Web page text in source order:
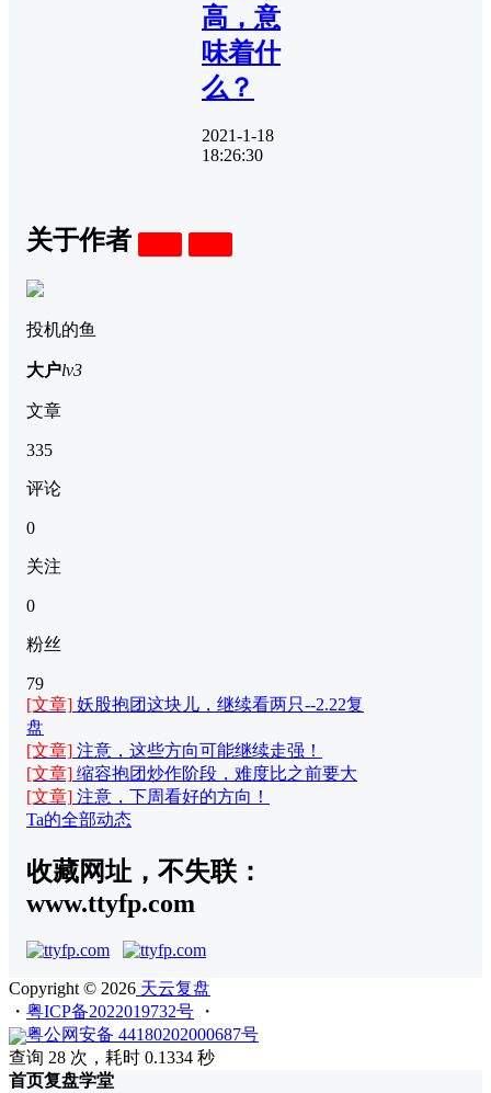
高，意
味着什
么？
2021-1-18
18:26:30
关于作者
投机的鱼
大户lv3
文章
335
评论
0
关注
0
粉丝
79
[文章] 妖股抱团这块儿，继续看两只--2.22复
盘
[文章] 注意，这些方向可能继续走强！
[文章] 缩容抱团炒作阶段，难度比之前要大
[文章] 注意，下周看好的方向！
Ta的全部动态
收藏网址，不失联：
www.ttyfp.com
Copyright © 2026 天云复盘
・ 粤ICP备2022019732号
・
粤公网安备 44180202000687号
查询 28 次，耗时 0.1334 秒
首页复盘学堂